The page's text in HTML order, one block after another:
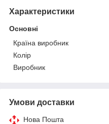
Характеристики
Основні
Країна виробник
Колір
Виробник
Умови доставки
Нова Пошта